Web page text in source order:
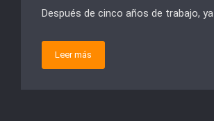
Después de cinco años de trabajo,
Leer más